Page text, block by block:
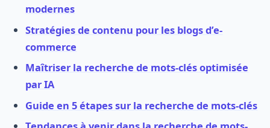
modernes
Stratégies de contenu pour les blogs d’e-
commerce
Maîtriser la recherche de mots-clés optimisée
par IA
Guide en 5 étapes sur la recherche de mots-clés